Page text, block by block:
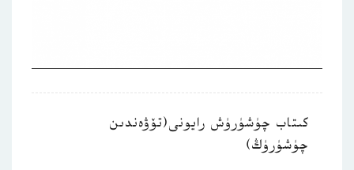
كىتاب چۈشۈرۈش رايونى(تۆۋەندىن
چۈشۈرۈڭ)